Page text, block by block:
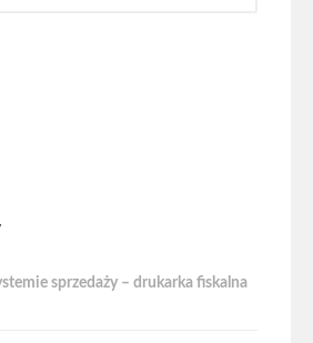
sprzedaży – drukarka fiskalna